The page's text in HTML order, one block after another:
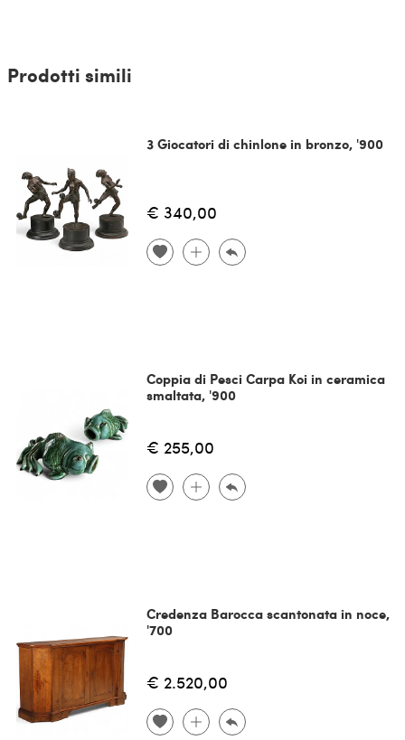
Prodotti simili
3 Giocatori di chinlone in bronzo, '900
€ 340,00
Coppia di Pesci Carpa Koi in ceramica
smaltata, '900
€ 255,00
Credenza Barocca scantonata in noce,
'700
€ 2.520,00